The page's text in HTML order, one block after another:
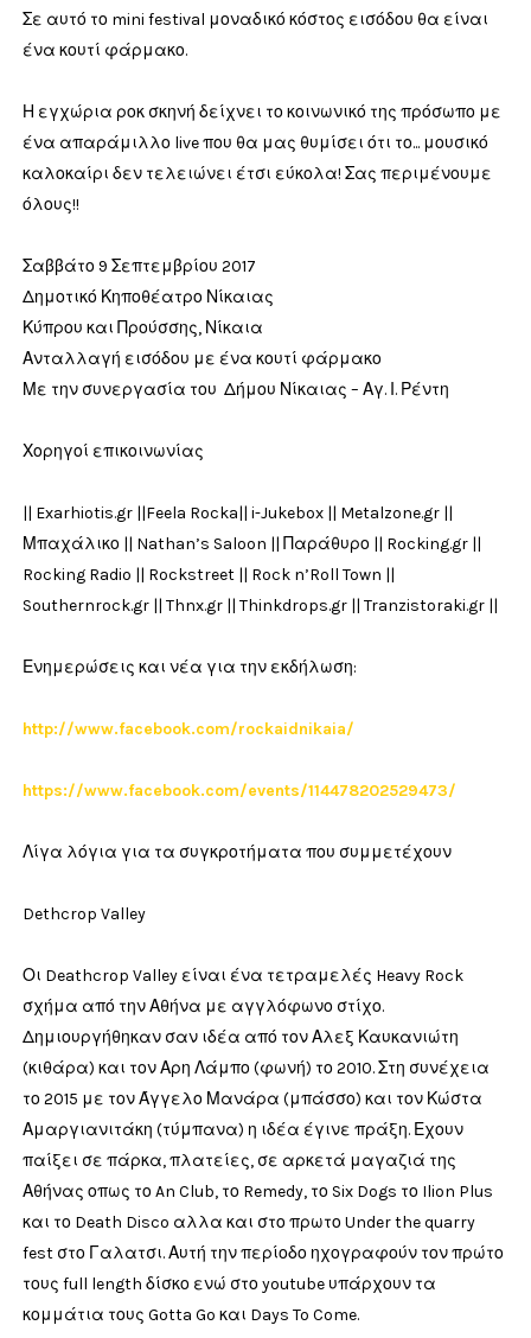
Σε αυτό το mini festival μοναδικό κόστος εισόδου θα είναι
ένα κουτί φάρμακο.
Η εγχώρια ροκ σκηνή δείχνει το κοινωνικό της πρόσωπο με
ένα απαράμιλλο live που θα μας θυμίσει ότι το... μουσικό
καλοκαίρι δεν τελειώνει έτσι εύκολα! Σας περιμένουμε
όλους!!
Σαββάτο 9 Σεπτεμβρίου 2017
Δημοτικό Κηποθέατρο Νίκαιας
Κύπρου και Προύσσης, Νίκαια
Ανταλλαγή εισόδου με ένα κουτί φάρμακο
Με την συνεργασία του Δήμου Νίκαιας – Αγ. Ι. Ρέντη
Χορηγοί επικοινωνίας
|| Exarhiotis.gr ||Feela Rocka|| i-Jukebox || Metalzone.gr ||
Μπαχάλικο || Nathan’s Saloon || Παράθυρο || Rocking.gr ||
Rocking Radio || Rockstreet || Rock n’Roll Town ||
Southernrock.gr || Thnx.gr || Thinkdrops.gr || Tranzistoraki.gr ||
Ενημερώσεις και νέα για την εκδήλωση:
http://www.facebook.com/rockaidnikaia/
https://www.facebook.com/events/114478202529473/
Λίγα λόγια για τα συγκροτήματα που συμμετέχουν
Dethcrop Valley
Οι Deathcrop Valley είναι ένα τετραμελές Heavy Rock
σχήμα από την Αθήνα με αγγλόφωνο στίχο.
Δημιουργήθηκαν σαν ιδέα από τον Αλεξ Καυκανιώτη
(κιθάρα) και τον Αρη Λάμπο (φωνή) το 2010. Στη συνέχεια
το 2015 με τον Άγγελο Μανάρα (μπάσσο) και τον Κώστα
Αμαργιανιτάκη (τύμπανα) η ιδέα έγινε πράξη. Εχουν
παίξει σε πάρκα, πλατείες, σε αρκετά μαγαζιά της
Αθήνας οπως το An Club, το Remedy, το Six Dogs το Ilion Plus
και το Death Disco αλλα και στο πρωτο Under the quarry
fest στο Γαλατσι. Αυτή την περίοδο ηχογραφούν τον πρώτο
τους full length δίσκο ενώ στο youtube υπάρχουν τα
κομμάτια τους Gotta Go και Days To Come.